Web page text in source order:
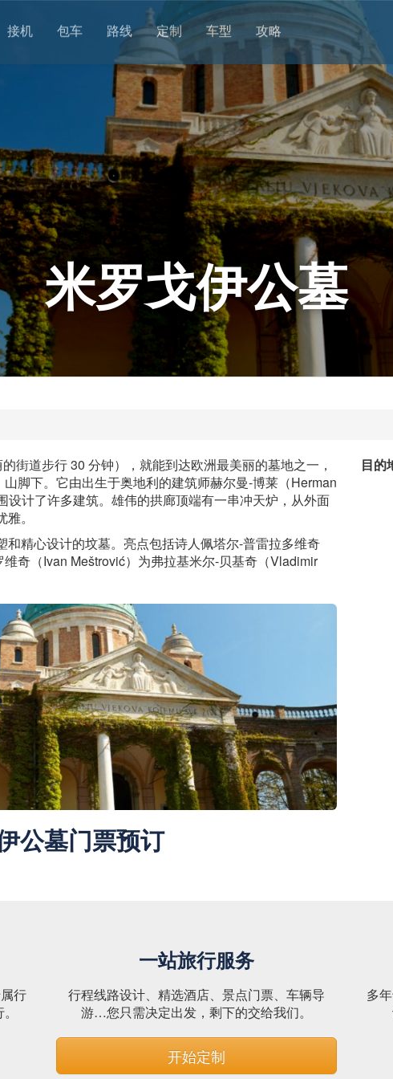
接机 包车 路线 定制 车型 攻略
米罗戈伊公墓
街道步行 30 分钟），就能到达欧洲最美丽的墓地之一，
脚下。它由出生于奥地利的建筑师赫尔曼-博莱（Herman
计了许多建筑。雄伟的拱廊顶端有一串冲天炉，从外面
。
精心设计的坟墓。亮点包括诗人佩塔尔-普雷拉多维奇
维奇（Ivan Meštrović）为弗拉基米尔-贝基奇（Vladimir
公墓门票预订
目的
行
一站旅行服务
行程线路设计、精选酒店、景点门票、车辆导
游…您只需决定出发，剩下的交给我们。
多
开始定制